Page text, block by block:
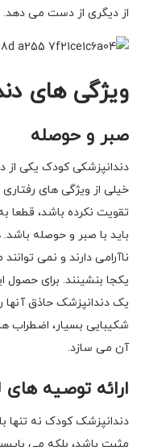
از دیگری از دست می دهد.
ویژگی های
صبر و حوصله
دندانپزشکی کودک یکی
خیلی از ویژگی های رفتاری
تقویت نکرده باشد،
باید با صبر و حوصله
ناآرامی دارند و نمی
یکجا بنشینند. برای حصول
یک دندانپزشک حاذق آنها
شکیبایی بسیار، اضطراب
آن می سازد.
ارائه توصیه
دندانپزشک کودک نه تنها